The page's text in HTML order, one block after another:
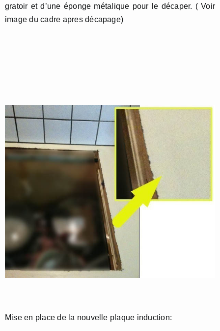
gratoir et d’une éponge métalique pour le décaper. ( Voir
image du cadre apres décapage)
Mise en place de la nouvelle plaque induction: